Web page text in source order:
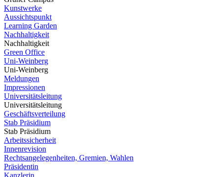
Kunstwerke
Aussichtspunkt
Learning Garden
Nachhaltigkeit
Nachhaltigkeit
Green Office
Uni-Weinberg
Uni-Weinberg
Meldungen
Impressionen
Universitätsleitung
Universitätsleitung
Geschäftsverteilung
Stab Präsidium
Stab Präsidium
Arbeitssicherheit
Innenrevision
Rechtsangelegenheiten, Gremien, Wahlen
Präsidentin
Kanzlerin